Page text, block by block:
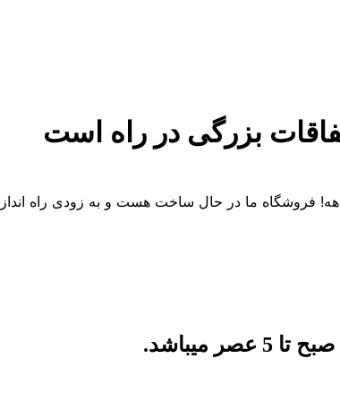
بزرگی در راه است
فروشگاه ما در حال ساخت هست و به زودی راه